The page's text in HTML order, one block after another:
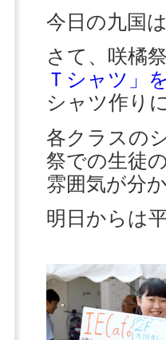
今日の九国
さて、咲橘
Ｔシャツ」
シャツ作り
各クラスの
祭での生徒
雰囲気が分
明日からは